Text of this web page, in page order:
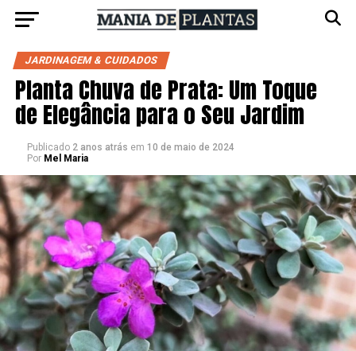
JARDINAGEM & CUIDADOS
Planta Chuva de Prata: Um Toque
de Elegância para o Seu Jardim
Publicado 2 anos atrás em 10 de maio de 2024
Por Mel Maria